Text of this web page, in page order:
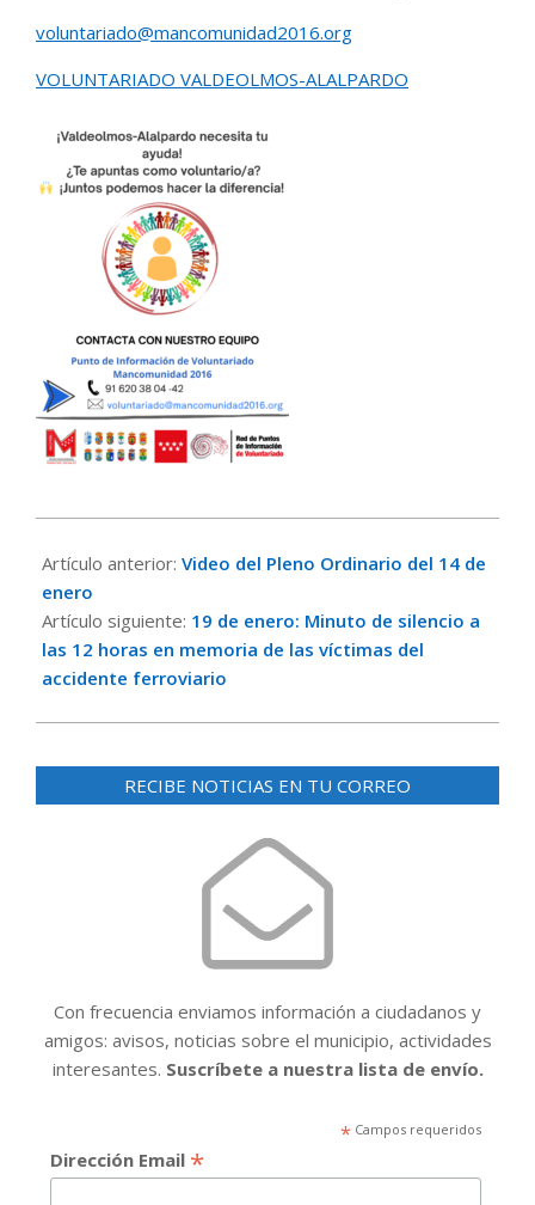
voluntariado@mancomunidad2016.org
VOLUNTARIADO VALDEOLMOS-ALALPARDO
01-
15
Artículo anterior: Video del Pleno Ordinario del 14 de
enero
Artículo siguiente: 19 de enero: Minuto de silencio a
las 12 horas en memoria de las víctimas del
accidente ferroviario
RECIBE NOTICIAS EN TU CORREO
Con frecuencia enviamos información a ciudadanos y
amigos: avisos, noticias sobre el municipio, actividades
interesantes. Suscríbete a nuestra lista de envío.
*Campos requeridos
Dirección Email *